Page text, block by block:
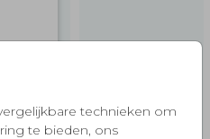
technieken om
te bieden, ons